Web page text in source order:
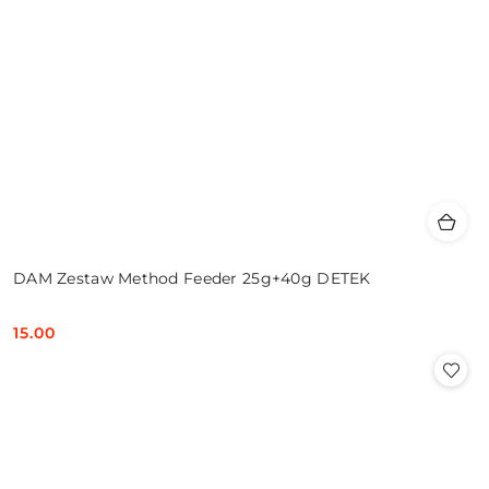
DAM Zestaw Method Feeder 25g+40g DETEK
Cena:
15.00